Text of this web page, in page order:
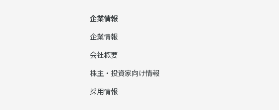
企業情報
企業情報
会社概要
株主・投資家向け情報
採用情報